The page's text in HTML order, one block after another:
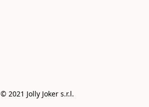
© 2021 Jolly Joker s.r.l.